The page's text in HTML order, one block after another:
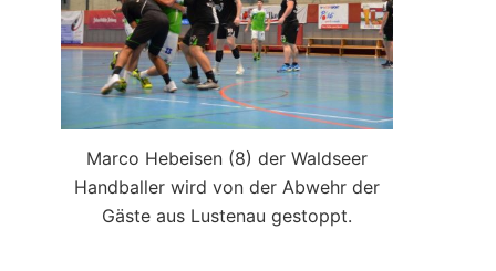
Marco Hebeisen (8) der Waldseer
Handballer wird von der Abwehr der
Gäste aus Lustenau gestoppt.